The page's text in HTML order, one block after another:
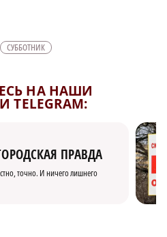
СУББОТНИК
НА НАШИ
ПРАВДА
точно. И ничего лишнего